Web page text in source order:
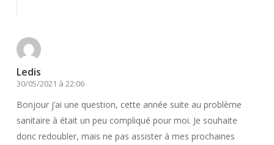
Ledis
30/05/2021 à 22:06
Bonjour j’ai une question, cette année suite au problème
sanitaire à était un peu compliqué pour moi. Je souhaite
donc redoubler, mais ne pas assister à mes prochaines